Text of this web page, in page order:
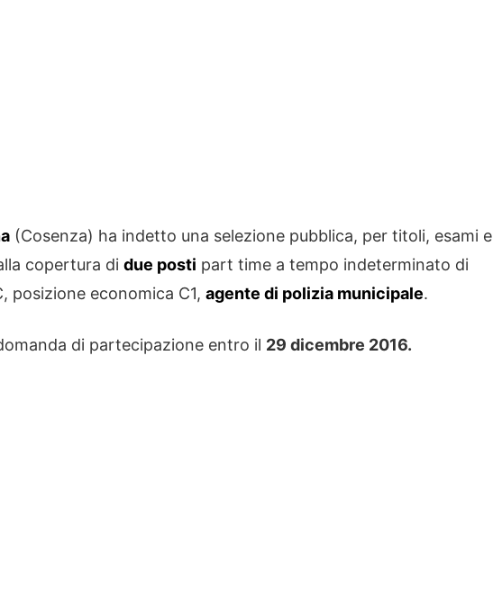
(Cosenza) ha indetto una selezione pubblica, per titoli, esami e
copertura di due posti part time a tempo indeterminato di
posizione economica C1, agente di polizia municipale.
di partecipazione entro il 29 dicembre 2016.